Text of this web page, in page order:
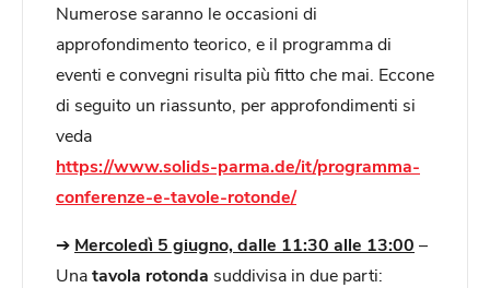
Numerose saranno le occasioni di
approfondimento teorico, e il programma di
eventi e convegni risulta più fitto che mai. Eccone
di seguito un riassunto, per approfondimenti si
veda
https://www.solids-parma.de/it/programma-
conferenze-e-tavole-rotonde/
➔ Mercoledì 5 giugno, dalle 11:30 alle 13:00 –
Unatavola rotonda suddivisa in due parti: